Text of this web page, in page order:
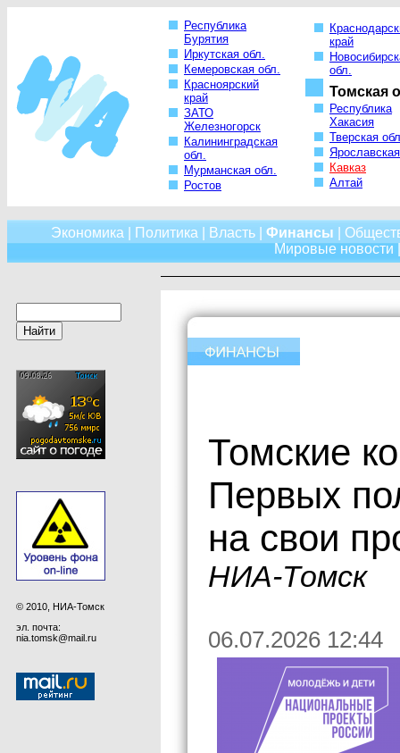
Республика
Бурятия
Иркутская обл.
Кемеровская обл.
Красноярский
край
ЗАТО
Железногорск
Калининградская
обл.
Мурманская обл.
Ростов
край
обл.
Томская
Республика
Хакасия
Тверская
Кавказ
Алтай
Экономика Политика Власть| Финансы
Мировые новости
© 2010, НИА-Томск
эл. почта:
nia.tomsk@mail.ru
Томские
Первых
на свои
НИА-Томск
06.07.2026 12:44